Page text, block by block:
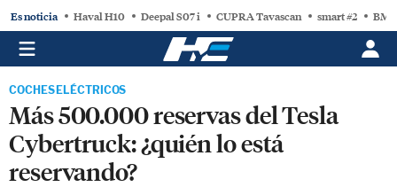
Es noticia Haval H10 Deepal S07 i CUPRA Tavascan smart #2
COCHES ELÉCTRICOS
Más 500.000 reservas del Tesla
Cybertruck: ¿quién lo está
reservando?